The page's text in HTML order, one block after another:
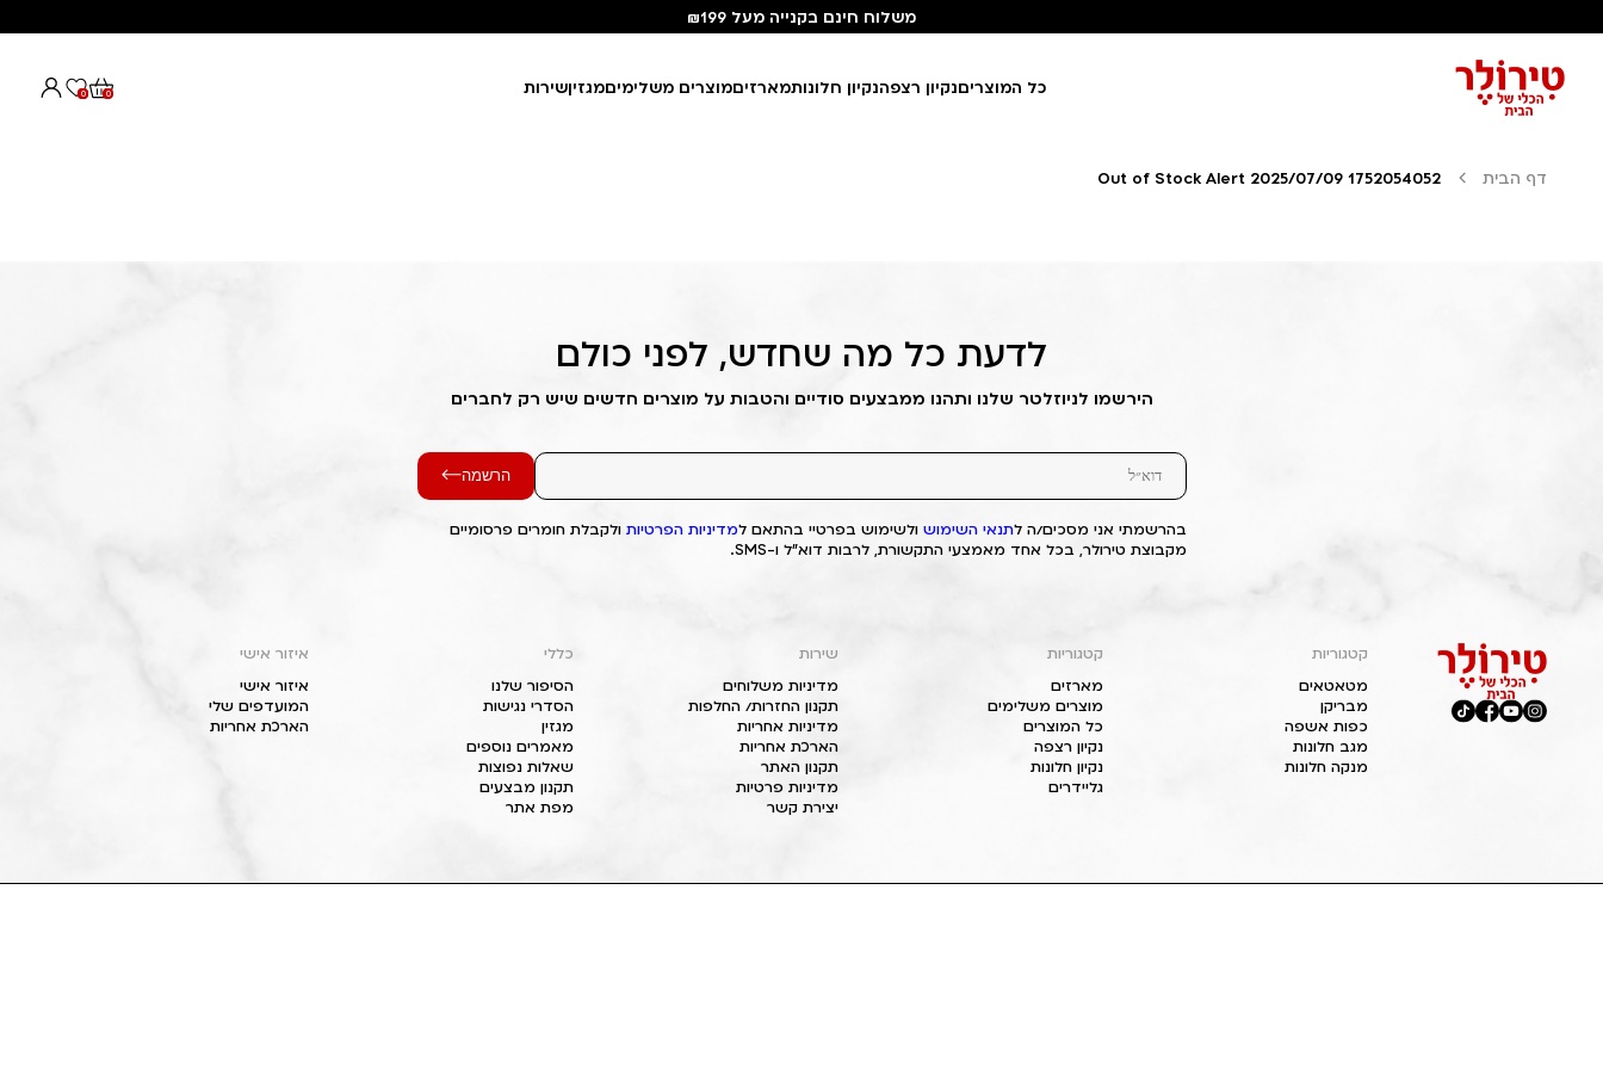
משלוח חינם בקנייה מעל ₪199
כל המוצריםנקיון רצפהנקיון חלונותמארזיםמוצרים משלימיםמגזיןשירות 0
0
דף הבית Out of Stock Alert 2025/07/09 1752054052
לדעת כל מה שחדש, לפני כולם
הירשמו לניוזלטר שלנו ותהנו ממבצעים סודיים והטבות על מוצרים חדשים שיש רק לחברים
הרשמה
בהרשמתי אני מסכים/ה לתנאי השימוש ולשימוש בפרטיי בהתאם למדיניות הפרטיות ולקבלת חומרים פרסומיים
מקבוצת טירולר, בכל אחד מאמצעי התקשורת, לרבות דוא"ל ו-SMS.
קטגוריות
מטאטאים
מבריקן
כפות אשפה
מגב חלונות
מנקה חלונות
קטגוריות
מארזים
מוצרים משלימים
כל המוצרים
נקיון רצפה
נקיון חלונות
גליידרים
שירות
מדיניות משלוחים
תקנון החזרות/ החלפות
מדיניות אחריות
הארכת אחריות
תקנון האתר
מדיניות פרטיות
יצירת קשר
כללי
הסיפור שלנו
הסדרי נגישות
מגזין
מאמרים נוספים
שאלות נפוצות
תקנון מבצעים
מפת אתר
איזור אישי
איזור אישי
המועדפים שלי
הארכת אחריות